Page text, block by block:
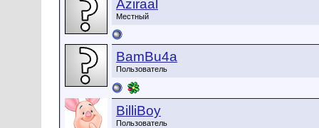
Aziraal
Местный
BamBu4a
Пользователь
BilliBoy
Пользователь